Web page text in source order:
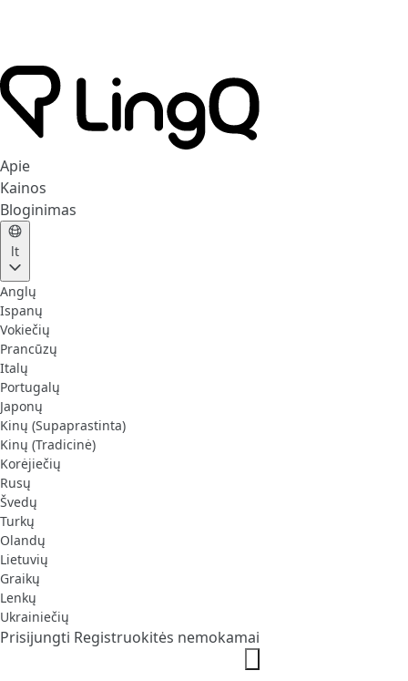
Apie
Kainos
Bloginimas
lt
Anglų
Ispanų
Vokiečių
Prancūzų
Italų
Portugalų
Japonų
Kinų (Supaprastinta)
Kinų (Tradicinė)
Korėjiečių
Rusų
Švedų
Turkų
Olandų
Lietuvių
Graikų
Lenkų
Ukrainiečių
Prisijungti Registruokitės nemokamai